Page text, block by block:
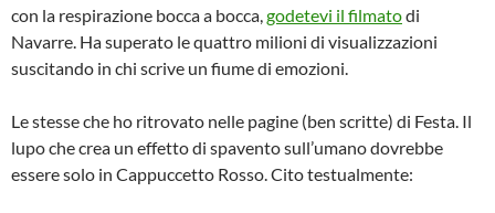
con la respirazione bocca a bocca,godetevi il filmatodi
Navarre. Ha superato le quattro milioni di visualizzazioni
suscitando in chi scrive un fiume di emozioni.
Le stesse che ho ritrovato nelle pagine (ben scritte) di Festa. Il
lupo che crea un effetto di spavento sull’umano dovrebbe
essere solo in Cappuccetto Rosso. Cito testualmente: